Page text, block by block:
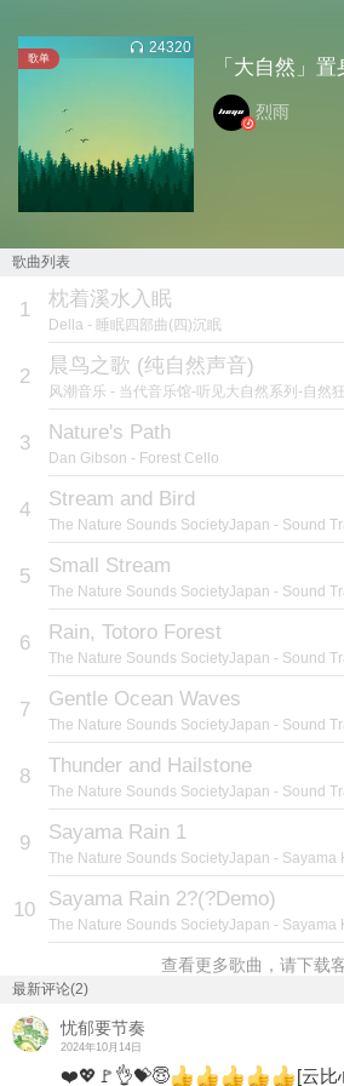
歌单
24320
「大自然」
烈雨
歌曲列表
1 枕着溪水入眠
Della - 睡眠四部曲(四)沉眠
2 晨鸟之歌 (纯自然声音)
风潮音乐 - 当代音乐馆-听见大自然系列-自然
3 Nature's Path
Dan Gibson - Forest Cello
4 Stream and Bird
The Nature Sounds SocietyJapan - Sound
5 Small Stream
The Nature Sounds SocietyJapan - Sound
6 Rain, Totoro Forest
The Nature Sounds SocietyJapan - Sound
7 Gentle Ocean Waves
The Nature Sounds SocietyJapan - Sound
8 Thunder and Hailstone
The Nature Sounds SocietyJapan - Sound
9 Sayama Rain 1
The Nature Sounds SocietyJapan - Sayama
10 Sayama Rain 2?(?Demo)
The Nature Sounds SocietyJapan - Sayama
查看更多歌曲，请下载
最新评论(2)
忧郁要节奏
2024年10月14日
❤️💖🚩👌💝😇 [云比